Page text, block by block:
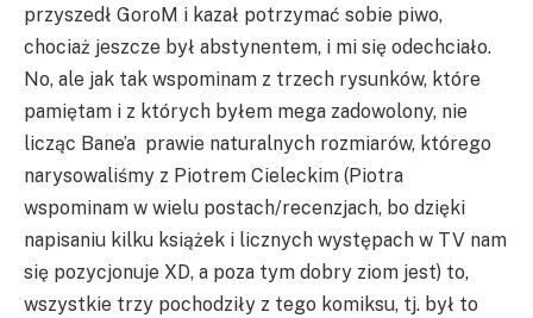
przyszedł GoroM i kazał potrzymać sobie piwo,
chociaż jeszcze był abstynentem, i mi się odechciało.
No, ale jak tak wspominam z trzech rysunków, które
pamiętam i z których byłem mega zadowolony, nie
licząc Bane’a prawie naturalnych rozmiarów, którego
narysowaliśmy z Piotrem Cieleckim (Piotra
wspominam w wielu postach/recenzjach, bo dzięki
napisaniu kilku książek i licznych występach w TV nam
się pozycjonuje XD, a poza tym dobry ziom jest) to,
wszystkie trzy pochodziły z tego komiksu, tj. był to